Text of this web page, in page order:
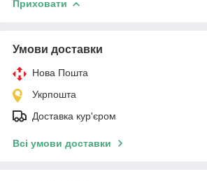
Приховати
Умови доставки
Нова Пошта
Укрпошта
Доставка кур'єром
Всі умови доставки